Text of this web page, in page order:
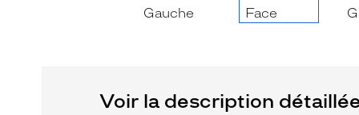
Voir la description